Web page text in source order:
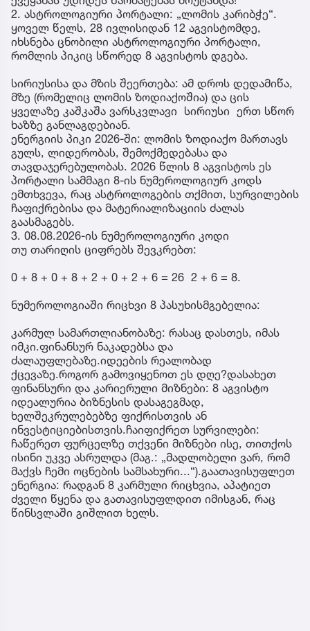
2. ასტროლოგიური პორტალი: „ლომის კარიბჭე“.
ყოველ წელს, 28 ივლისიდან 12 აგვისტომდე,
იხსნება ცნობილი ასტროლოგიური პორტალი,
რომლის პიკიც სწორედ 8 აგვისტოს დგება.
სირიუსისა და მზის შეერთება: ამ დროს დედამიწა,
მზე (რომელიც ლომის ზოდიაქოშია) და ცის
ყველაზე კაშკაშა ვარსკვლავი სირიუსი ერთ სწორ
ხაზზე განლაგდებიან.
ენერგიის პიკი 2026-ში: ლომის ზოდიაქო მართავს
გულს, ლიდერობას, შემოქმედებასა და
თავდაჯერებულობას. 2026 წლის 8 აგვისტოს ეს
პორტალი სამმაგი 8-ის ნუმეროლოგიურ კოდს
ემთხვევა, რაც ასტროლოგების თქმით, სურვილების
ჩაფიქრებისა და მატერიალიზაციის ძალას
გაასმაგებს.
3. 08.08.2026-ის ნუმეროლოგიური კოდი
თუ თარიღის ციფრებს შევკრებთ:
0 + 8 + 0 + 8 + 2 + 0 + 2 + 6 = 26 2 + 6 = 8.
ნუმეროლოგიაში რიცხვი 8 პასუხისმგებელია:
კარმულ სამართლიანობაზე: რასაც დასთეს, იმას
იმკი.ფინანსურ ნაკადებსა და
ძალაუფლებაზე.იდეების რეალობად
ქცევაზე.როგორ გამოვიყენოთ ეს დღე?დასახეთ
ფინანსური და კარიერული მიზნები: 8 აგვისტო
იდეალურია ბიზნესის დასაგეგმად,
ხელშეკრულებებზე ფიქრისთვის ან
ინვესტიციებისთვის.ჩაიფიქრეთ სურვილები:
ჩაწერეთ ფურცელზე თქვენი მიზნები ისე, თითქოს
ისინი უკვე ასრულდა (მაგ.: „მადლობელი ვარ, რომ
მაქვს ჩემი ოცნების სამსახური...“).გაათავისუფლეთ
ენერგია: რადგან 8 კარმული რიცხვია, აპატიეთ
ძველი წყენა და გათავისუფლდით იმისგან, რაც
წინსვლაში გიშლით ხელს.